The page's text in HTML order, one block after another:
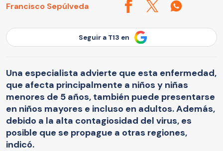
Francisco Sepúlveda
Seguir a T13 en
Una especialista advierte que esta enfermedad,
que afecta principalmente a niños y niñas
menores de 5 años, también puede presentarse
en niños mayores e incluso en adultos. Además,
debido a la alta contagiosidad del virus, es
posible que se propague a otras regiones,
indicó.